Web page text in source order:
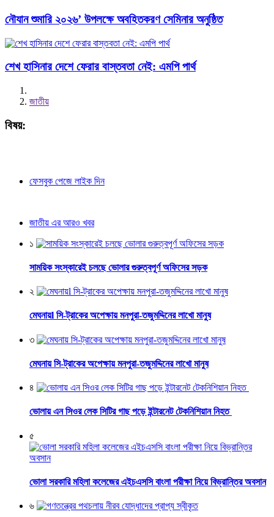
নৌযান শুমারি ২০২৬’ উপলক্ষে অবহিতকরণ সেমিনার অনুষ্ঠিত
শেখ হাসিনার দেশে ফেরার বাস্তবতা নেই: এমপি পার্থ
জাতীয়
বিষয়:
ফেসবুক পেজে লাইক দিন
জাতীয় এর আরও খবর
১
সাময়িক সংস্কারেই চলছে ভোলার গুরুত্বপূর্ণ অফিসের সড়ক
২
মেঘনায়l সি-ট্রাকের অপেক্ষায় মনপুরা-তজুমদ্দিনের লাখো মানুষ
৩
মেঘনায় সি-ট্রাকের অপেক্ষায় মনপুরা-তজুমদ্দিনের লাখো মানুষ
৪
ভোলায় এন সিওর লেক সিটির গাছ পড়ে ইন্টারনেট টেকনিশিয়ান নিহত
৫
ভোলা সরকারি মহিলা কলেজের এইচএসসি বাংলা পরীক্ষা নিয়ে বিভ্রান্তির অবসান
৬